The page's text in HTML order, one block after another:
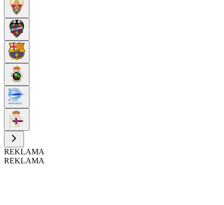
REKLAMA
REKLAMA